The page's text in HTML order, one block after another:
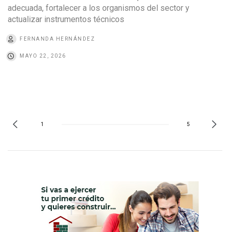
adecuada, fortalecer a los organismos del sector y
actualizar instrumentos técnicos
FERNANDA HERNÁNDEZ
MAYO 22, 2026
1 5